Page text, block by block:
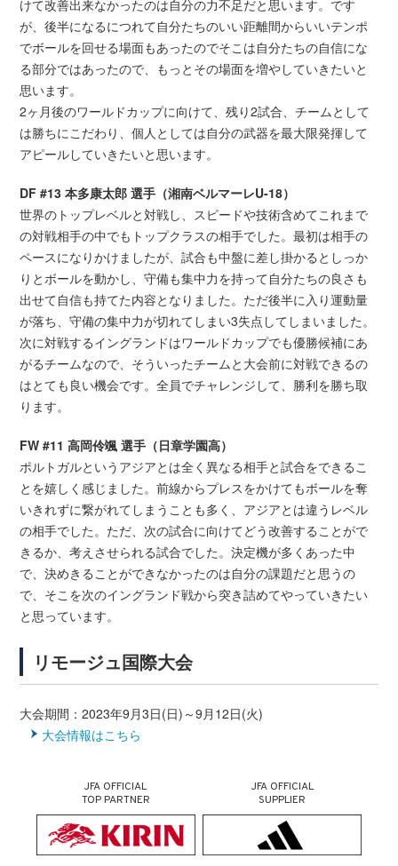
けて改善出来なかったのは自分の力不足だと思います。です
が、後半になるにつれて自分たちのいい距離間からいいテンポ
でボールを回せる場面もあったのでそこは自分たちの自信にな
る部分ではあったので、もっとその場面を増やしていきたいと
思います。
2ヶ月後のワールドカップに向けて、残り2試合、チームとして
は勝ちにこだわり、個人としては自分の武器を最大限発揮して
アピールしていきたいと思います。
DF #13 本多康太郎 選手（湘南ベルマーレU-18）
世界のトップレベルと対戦し、スピードや技術含めてこれまで
の対戦相手の中でもトップクラスの相手でした。最初は相手の
ペースになりかけましたが、試合も中盤に差し掛かるとしっか
りとボールを動かし、守備も集中力を持って自分たちの良さも
出せて自信も持てた内容となりました。ただ後半に入り運動量
が落ち、守備の集中力が切れてしまい3失点してしまいました。
次に対戦するイングランドはワールドカップでも優勝候補にあ
がるチームなので、そういったチームと大会前に対戦できるの
はとても良い機会です。全員でチャレンジして、勝利を勝ち取
ります。
FW #11 高岡伶颯 選手（日章学園高）
ポルトガルというアジアとは全く異なる相手と試合をできるこ
とを嬉しく感じました。前線からプレスをかけてもボールを奪
いきれずに繋がれてしまうことも多く、アジアとは違うレベル
の相手でした。ただ、次の試合に向けてどう改善することがで
きるか、考えさせられる試合でした。決定機が多くあった中
で、決めきることができなかったのは自分の課題だと思うの
で、そこを次のイングランド戦から突き詰めてやっていきたい
と思っています。
リモージュ国際大会
大会期間：2023年9月3日(日)～9月12日(火)
大会情報はこちら
JFA OFFICIAL
TOP PARTNER
JFA OFFICIAL
SUPPLIER